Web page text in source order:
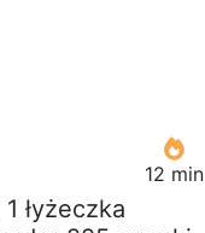
12 min
łyżeczka